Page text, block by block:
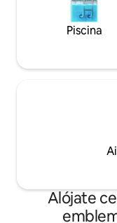
Piscina
Alójate